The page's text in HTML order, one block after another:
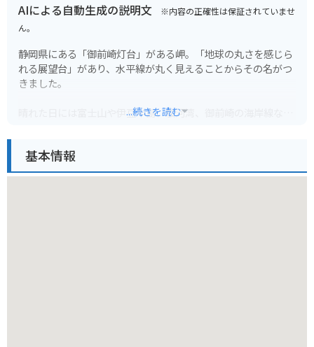
AIによる自動生成の説明文 ※内容の正確性は保証されていませ
ん。
静岡県にある「御前崎灯台」がある岬。「地球の丸さを感じら
れる展望台」があり、水平線が丸く見えることからその名がつ
きました。
晴れた日には富士山や伊豆半島、駿河湾、御前崎の海岸線など
周辺には、海鮮料理が楽しめる飲食店も多く、ツーリングにも
おすすめです。道の駅「風の駅 kurasawa」は、地元の新鮮
...続きを読む
基本情報